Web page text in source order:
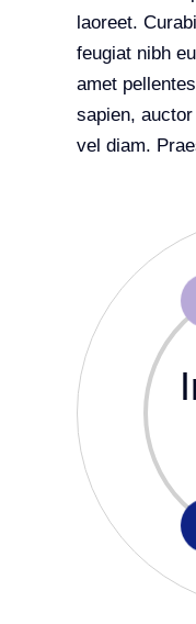
laoreet.
feugiat nibh
amet
sapien,
vel diam.